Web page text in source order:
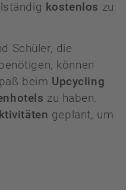
kostenlos zu
Schüler, die
können
beim Upcycling
zu haben.
geplant, um